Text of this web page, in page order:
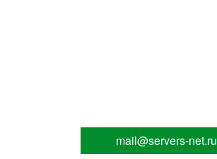
mail@servers-net.ru